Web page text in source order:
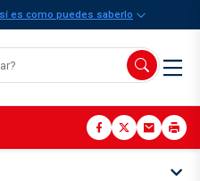
es como puedes saberlo